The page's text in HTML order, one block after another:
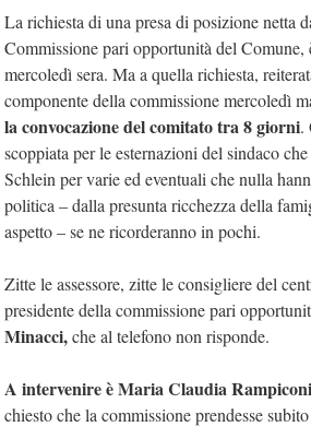
La richiesta di una presa di posizione netta
Commissione pari opportunità del Comune,
mercoledì sera. Ma a quella richiesta,
componente della commissione mercoledì
la convocazione del comitato tra 8 giorni.
scoppiata per le esternazioni del sindaco
Schlein per varie ed eventuali che nulla
politica – dalla presunta ricchezza della
aspetto – se ne ricorderanno in pochi.
Zitte le assessore, zitte le consigliere del
presidente della commissione pari
Minacci,che al telefono non risponde.
A intervenire è Maria Claudia Rampiconi
chiesto che la commissione prendesse